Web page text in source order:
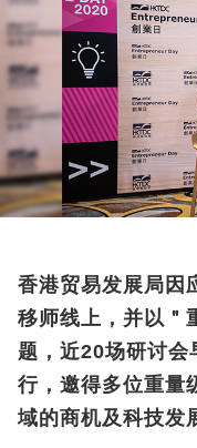
香港贸易发展局因
移师线上，并以＂
题，近20场研讨会
行，邀得多位重量
域的商机及科技发